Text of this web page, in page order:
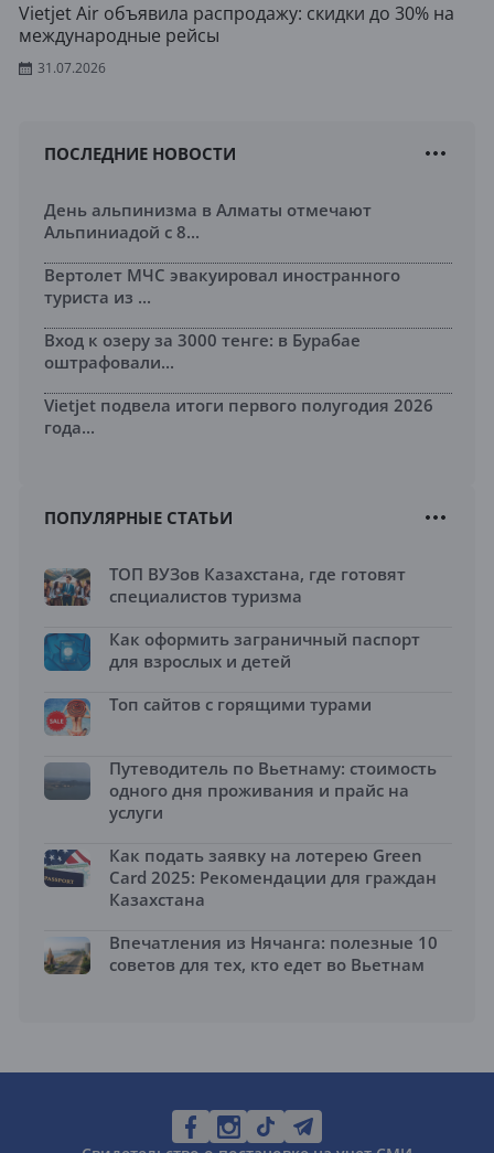
Vietjet Air объявила распродажу: скидки до 30% на
международные рейсы
31.07.2026
ПОСЛЕДНИЕ НОВОСТИ
День альпинизма в Алматы отмечают
Альпиниадой с 8...
Вертолет МЧС эвакуировал иностранного
туриста из ...
Вход к озеру за 3000 тенге: в Бурабае
оштрафовали...
Vietjet подвела итоги первого полугодия 2026
года...
ПОПУЛЯРНЫЕ СТАТЬИ
ТОП ВУЗов Казахстана, где готовят
специалистов туризма
Как оформить заграничный паспорт
для взрослых и детей
Топ сайтов с горящими турами
Путеводитель по Вьетнаму: стоимость
одного дня проживания и прайс на
услуги
Как подать заявку на лотерею Green
Card 2025: Рекомендации для граждан
Казахстана
Впечатления из Нячанга: полезные 10
советов для тех, кто едет во Вьетнам